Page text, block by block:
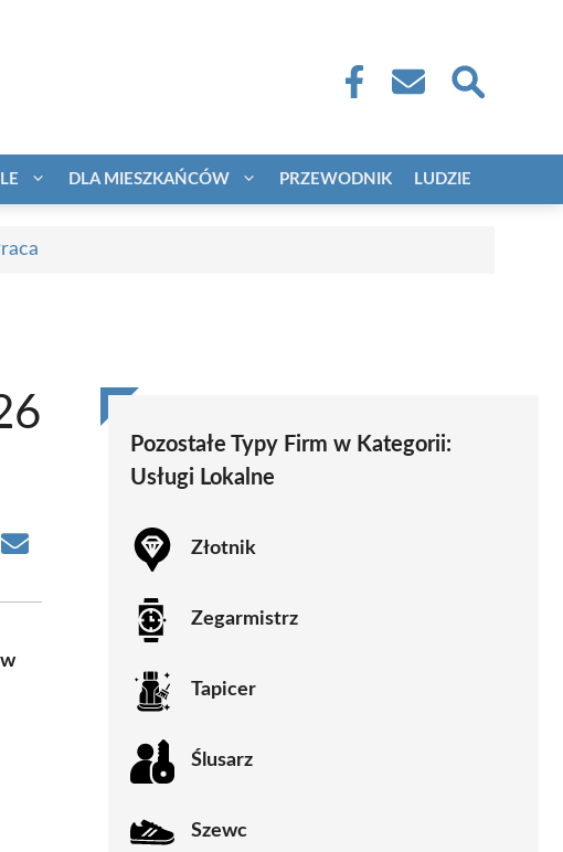
DLA MIESZKAŃCÓW PRZEWODNIK LUDZIE
Share
Pozostałe Typy Firm w Kategorii:
Usługi Lokalne
Złotnik
Zegarmistrz
Tapicer
Ślusarz
Szewc